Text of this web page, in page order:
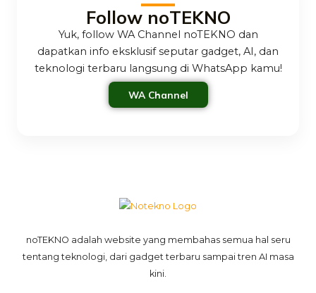
Follow noTEKNO
Yuk, follow WA Channel noTEKNO dan
dapatkan info eksklusif seputar gadget, AI, dan
teknologi terbaru langsung di WhatsApp kamu!
WA Channel
noTEKNO adalah website yang membahas semua hal seru
tentang teknologi, dari gadget terbaru sampai tren AI masa
kini.